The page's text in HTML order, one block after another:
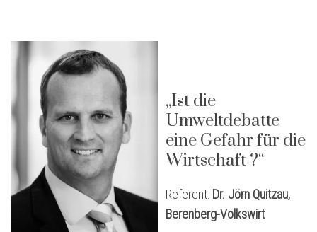
„Ist die
Umweltdebatte
eine Gefahr für die
Wirtschaft ?“
Referent: Dr. Jörn Quitzau,
Berenberg-Volkswirt